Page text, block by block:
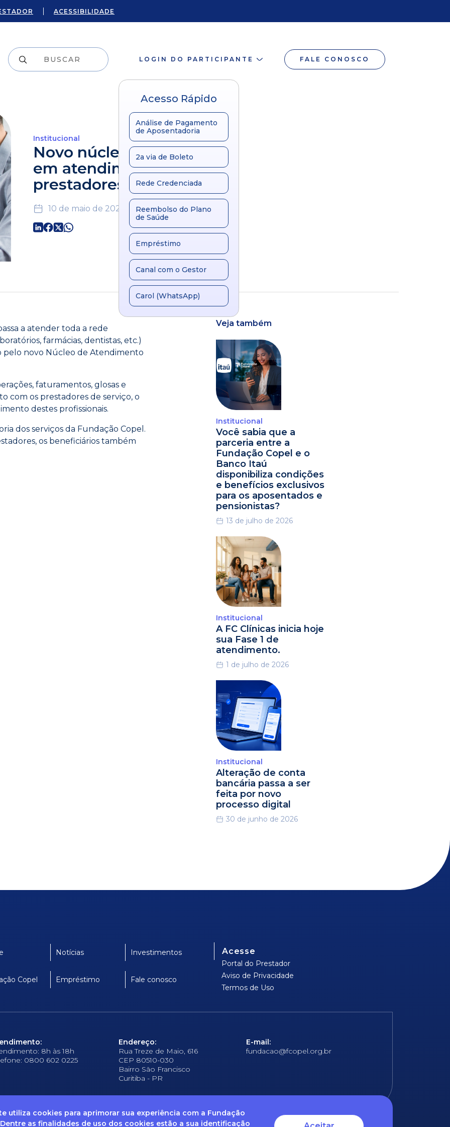
ACESSIBILIDADE
LOGIN DO PARTICIPANTE FALE CONOSCO
Acesso Rápido
Análise de Pagamento
de Aposentadoria
2a via de Boleto
Rede Credenciada
Reembolso do Plano
de Saúde
Empréstimo
Canal com o Gestor
Carol (WhatsApp)
utiliza cookies para aprimorar sua experiência com a Fundação
Dentre as finalidades de uso dos cookies estão a sua identificação
Institucional
Novo núcleo especializado
em atendimento aos
prestadores
10 de maio de 2021
a atender toda a rede
farmácias, dentistas, etc.)
pelo novo Núcleo de Atendimento
faturamentos, glosas e
com os prestadores de serviço, o
destes profissionais.
dos serviços da Fundação Copel.
os beneficiários também
Veja também
Institucional
Você sabia que a
parceria entre a
Fundação Copel e o
Banco Itaú
disponibiliza condições
e benefícios exclusivos
para os aposentados e
pensionistas?
13 de julho de 2026
Institucional
A FC Clínicas inicia hoje
sua Fase 1 de
atendimento.
1 de julho de 2026
Institucional
Alteração de conta
bancária passa a ser
feita por novo
processo digital
30 de junho de 2026
Notícias Investimentos
Copel Empréstimo Fale conosco
Acesse
Portal do Prestador
Aviso de Privacidade
Termos de Uso
8h às 18h
0800 602 0225
Endereço:
Rua Treze de Maio, 616
CEP 80510-030
Bairro São Francisco
Curitiba - PR
E-mail:
fundacao@fcopel.org.br